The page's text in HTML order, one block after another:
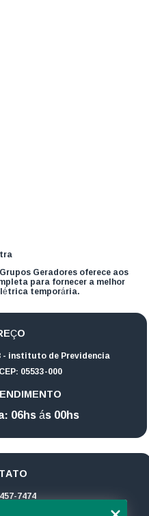
Geradores oferece aos
para fornecer a melhor
temporária.
- instituto de Previdencia
05533-000
06hs ás 00hs
7474